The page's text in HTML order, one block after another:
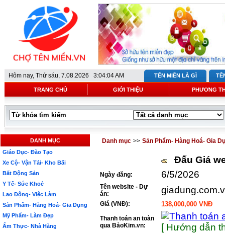
Hôm nay, Thứ sáu, 7.08.2026 3:04:04 AM TÊN MIỀN LÀ GÌ
TRANG CHỦ GIỚI THIỆU PHƯƠNG
DANH MỤC
Giáo Dục- Đào Tạo
Xe Cộ- Vận Tải- Kho Bãi
Bất Động Sản
Y Tế- Sức Khoẻ
Lao Động- Việc Làm
Sản Phẩm- Hàng Hoá- Gia Dụng
Mỹ Phẩm- Làm Đẹp
Ẩm Thực- Nhà Hàng
Danh mục >> Sản Phẩm- Hàng Hoá- Gia
Đấu Giá
Ngày đăng: 6/5/2026
Tên website - Dự
án:
Giá (VNĐ): 138,000,000 VNĐ
Thanh toán an toàn
qua BảoKim.vn:
[ Hướng dẫn